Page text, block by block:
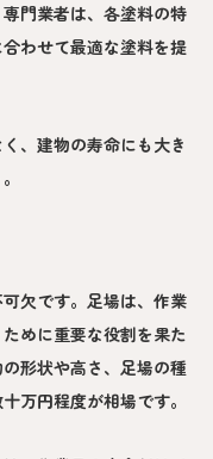
門業者は、各塗料の特
わせて最適な塗料を提
、建物の寿命にも大き
欠です。足場は、作業
めに重要な役割を果た
形状や高さ、足場の種
万円程度が相場です。